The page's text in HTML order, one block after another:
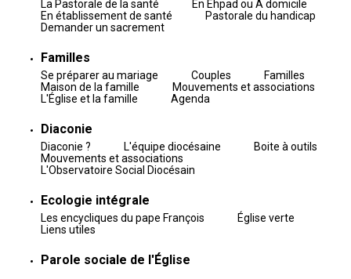
La Pastorale de la santé
En Ehpad ou À domicile
En établissement de santé
Pastorale du handicap
Demander un sacrement
Familles
Se préparer au mariage Couples
Familles
Maison de la famille
Mouvements et associations
L'Église et la famille
Agenda
Diaconie
Diaconie ? L'équipe diocésaine
Boite à outils
Mouvements et associations
L'Observatoire Social Diocésain
Ecologie intégrale
Les encycliques du pape François
Église verte
Liens utiles
Parole sociale de l'Église